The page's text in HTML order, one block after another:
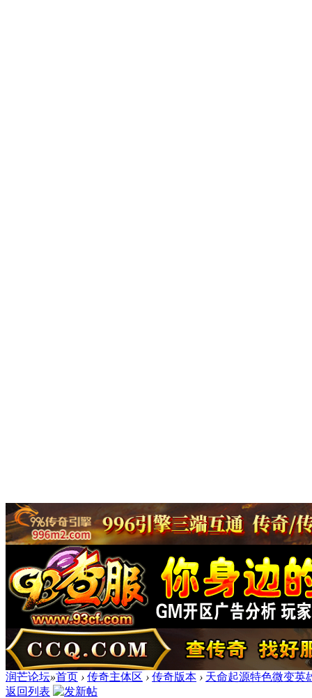
润芒论坛»首页 › 传奇主体区 › 传奇版本 › 天命起源特色微变英
返回列表